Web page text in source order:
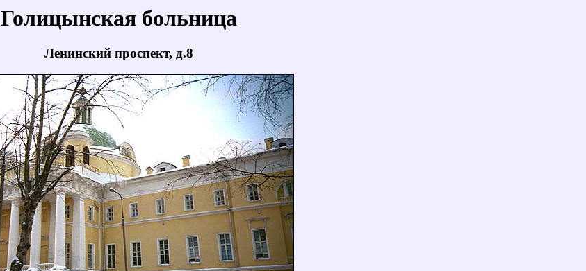
Голицынская больница
Ленинский проспект, д.8